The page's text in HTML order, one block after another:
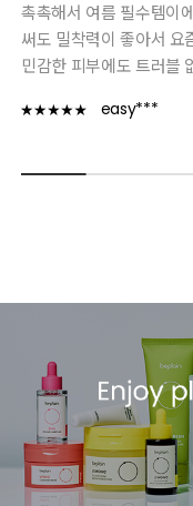
촉촉해서 여름 필수템이
써도 밀착력이 좋아서 요
민감한 피부에도 트러블
easy***